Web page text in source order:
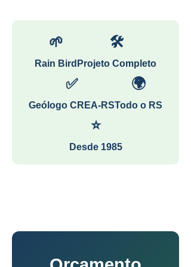
🌱
Rain Bird
🛠
Projeto Completo
✅
Geólogo CREA-RS
🌍
Todo o RS
⭐
Desde 1985